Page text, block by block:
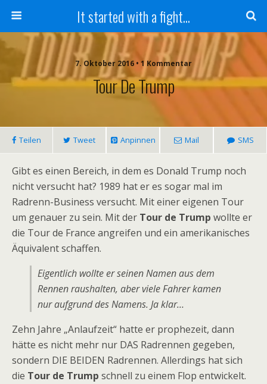
It started with a fight...
7. Oktober 2016 • 1 Kommentar
Tour De Trump
Teilen Tweet Anpinnen Mail SMS
Gibt es einen Bereich, in dem es Donald Trump noch
nicht versucht hat? 1989 hat er es sogar mal im
Radrenn-Business versucht. Mit einer eigenen Tour
um genauer zu sein. Mit der Tour de Trump wollte er
die Tour de France angreifen und ein amerikanisches
Äquivalent schaffen.
Eigentlich wollte er seinen Namen aus dem
Rennen raushalten, aber viele Fahrer kamen
nur aufgrund des Namens. Ja klar…
Zehn Jahre „Anlaufzeit“ hatte er prophezeit, dann
hätte es nicht mehr nur DAS Radrennen gegeben,
sondern DIE BEIDEN Radrennen. Allerdings hat sich
die Tour de Trump schnell zu einem Flop entwickelt.